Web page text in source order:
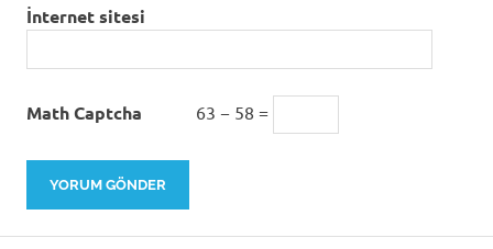
İnternet sitesi
Math Captcha 63 − 58 =